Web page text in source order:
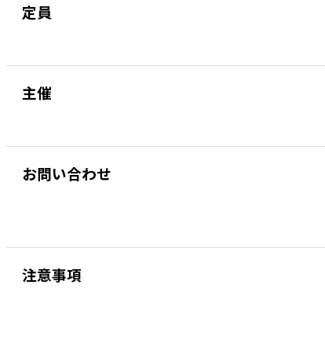
定員
主催
お問い合わせ
注意事項